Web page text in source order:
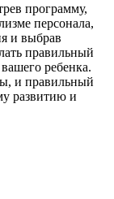
программу,
персонала,
и выбрав
правильный
ребенка.
и правильный
развитию и